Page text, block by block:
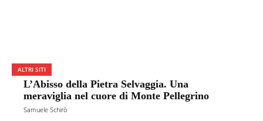
ALTRI SITI
L’Abisso della Pietra Selvaggia. Una
meraviglia nel cuore di Monte Pellegrino
Samuele Schirò